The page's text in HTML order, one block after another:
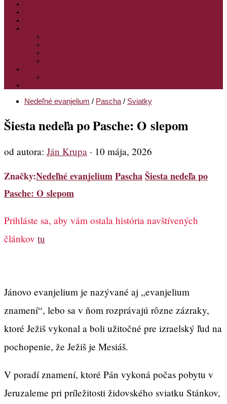
Nedeľné evanjelium / Pascha / Sviatky
Šiesta nedeľa po Pasche: O slepom
od autora: Ján Krupa · 10 mája, 2026
Značky:Nedeľné evanjeliumPaschaŠiesta nedeľa po
Pasche: O slepom
Prihláste sa, aby vám ostala história navštívených
článkov tu
Jánovo evanjelium je nazývané aj „evanjelium
znamení“, lebo sa v ňom rozprávajú rôzne zázraky,
ktoré Ježiš vykonal a boli užitočné pre izraelský ľud na
pochopenie, že Ježiš je Mesiáš.
V poradí znamení, ktoré Pán vykoná počas pobytu v
Jeruzaleme pri príležitosti židovského sviatku Stánkov,